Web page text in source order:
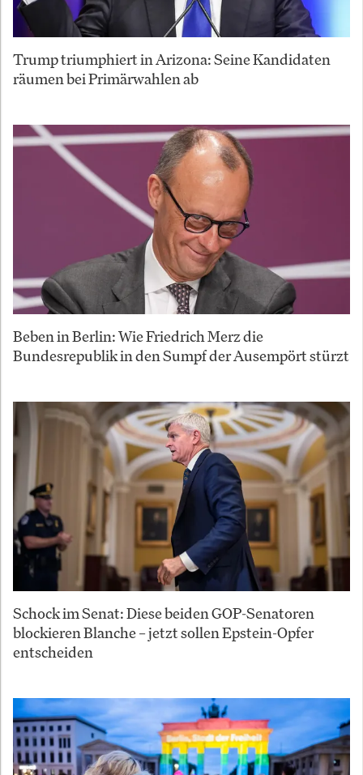
Trump triumphiert in Arizona: Seine Kandidaten
räumen bei Primärwahlen ab
Beben in Berlin: Wie Friedrich Merz die
Bundesrepublik in den Sumpf der Ausempört stürzt
Schock im Senat: Diese beiden GOP-Senatoren
blockieren Blanche – jetzt sollen Epstein-Opfer
entscheiden